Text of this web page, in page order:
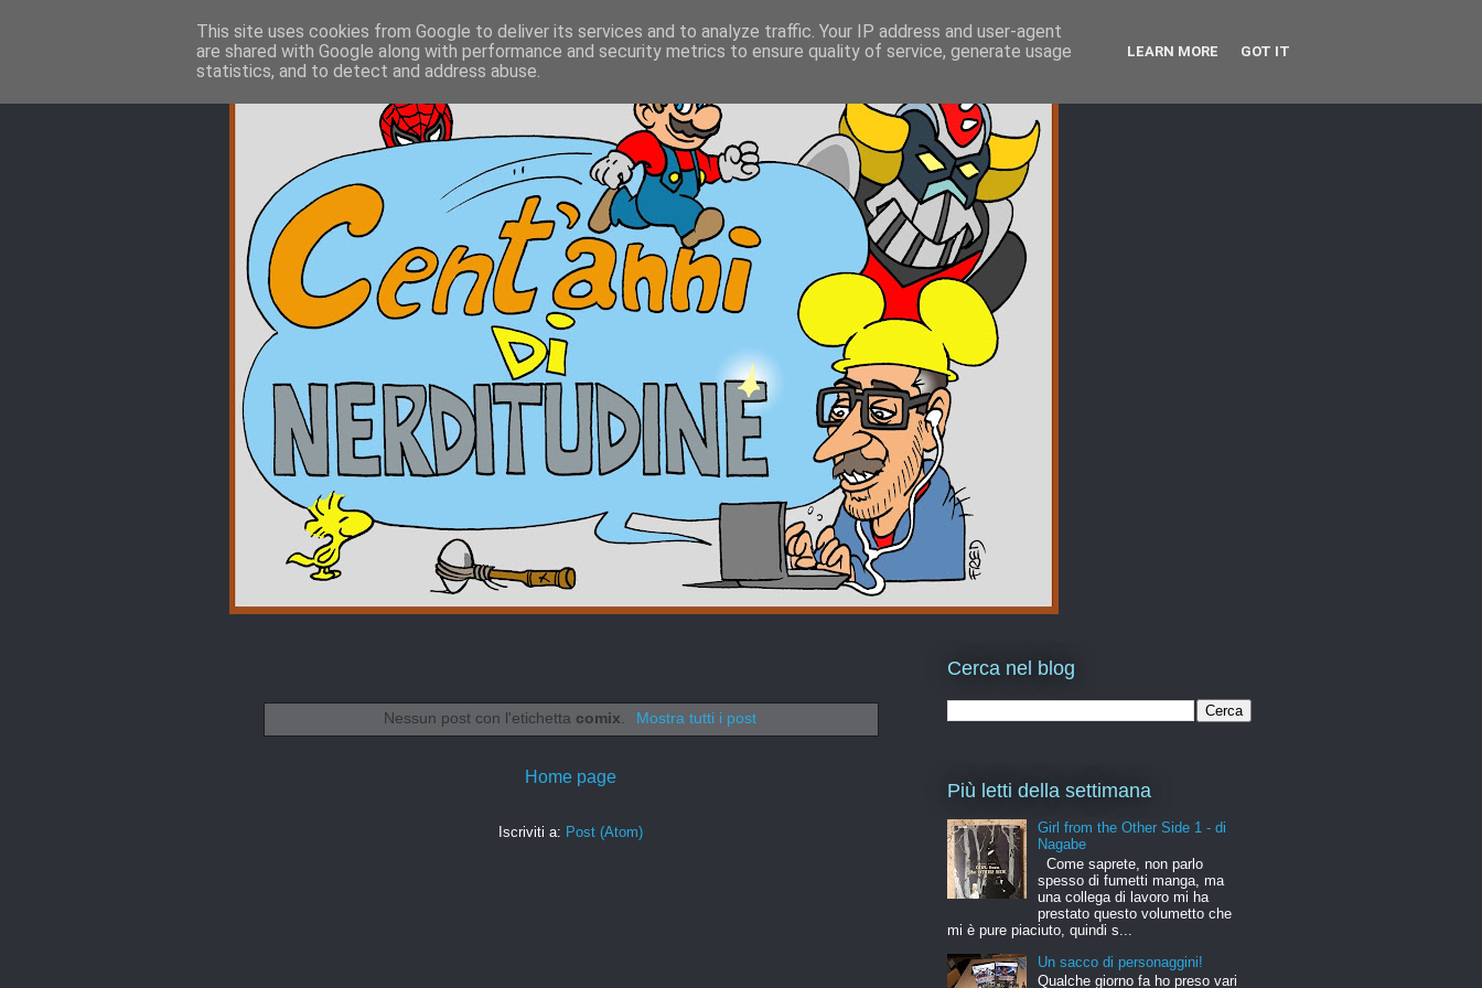
Nessun post con l'etichetta comix. Mostra tutti i post
Home page
Iscriviti a: Post (Atom)
Cerca nel blog
Più letti della settimana
Girl from the Other Side 1 - di
Nagabe
Come saprete, non parlo
spesso di fumetti manga, ma
una collega di lavoro mi ha
prestato questo volumetto che
mi è pure piaciuto, quindi s...
Un sacco di personaggini!
Qualche giorno fa ho preso vari
This site uses cookies from Google to deliver its services and to analyze traffic. Your IP address and user-agent
are shared with Google along with performance and security metrics to ensure quality of service, generate usage
statistics, and to detect and address abuse.
LEARN MORE GOT IT